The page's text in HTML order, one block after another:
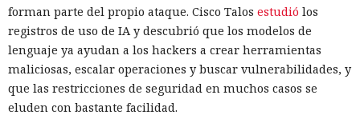
forman parte del propio ataque. Cisco Talos estudió los
registros de uso de IA y descubrió que los modelos de
lenguaje ya ayudan a los hackers a crear herramientas
maliciosas, escalar operaciones y buscar vulnerabilidades, y
que las restricciones de seguridad en muchos casos se
eluden con bastante facilidad.